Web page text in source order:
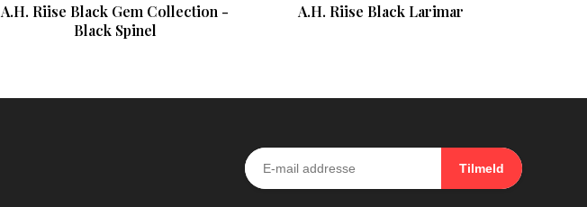
A.H. Riise Black Gem Collection -
Black Spinel
A.H. Riise Black Larimar
Tilmeld